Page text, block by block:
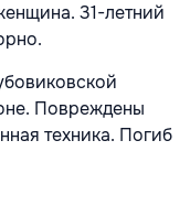
31-летний
Повреждены
техника. Погиб